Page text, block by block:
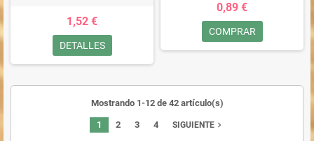
1,52 €
DETALLES
0,89 €
COMPRAR
Mostrando 1-12 de 42 artículo(s)
1 2 3 4 SIGUIENTE navigate_next